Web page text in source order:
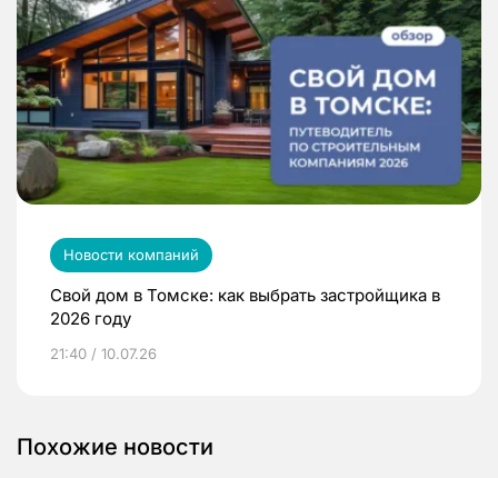
Новости компаний
Свой дом в Томске: как выбрать застройщика в
2026 году
21:40 / 10.07.26
Похожие новости